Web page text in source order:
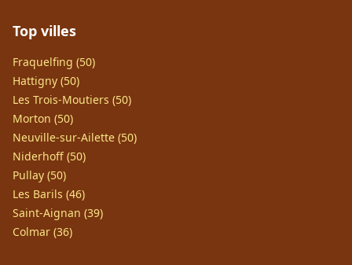
Top villes
Fraquelfing (50)
Hattigny (50)
Les Trois-Moutiers (50)
Morton (50)
Neuville-sur-Ailette (50)
Niderhoff (50)
Pullay (50)
Les Barils (46)
Saint-Aignan (39)
Colmar (36)